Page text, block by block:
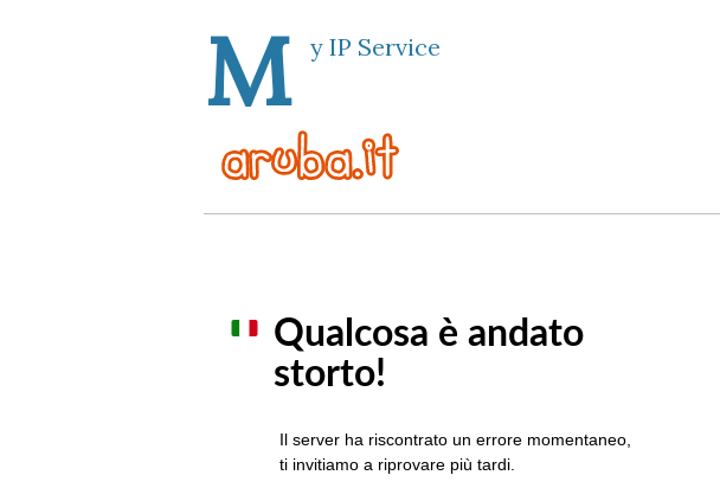
M y IP Service